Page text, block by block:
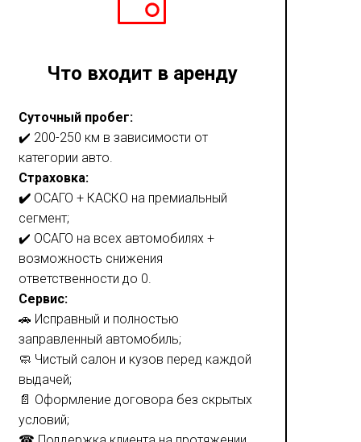
Что входит в аренду
Суточный пробег:
✔️ 200-250 км в зависимости от
категории авто.
Страховка:
✔️ ОСАГО + КАСКО на премиальный
сегмент;
✔️ ОСАГО на всех автомобилях +
возможность снижения
ответственности до 0.
Сервис:
🚗 Исправный и полностью
заправленный автомобиль;
🧼 Чистый салон и кузов перед каждой
выдачей;
📄 Оформление договора без скрытых
условий;